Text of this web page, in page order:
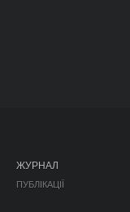
ЖУРНАЛ
ПУБЛІКАЦІЇ